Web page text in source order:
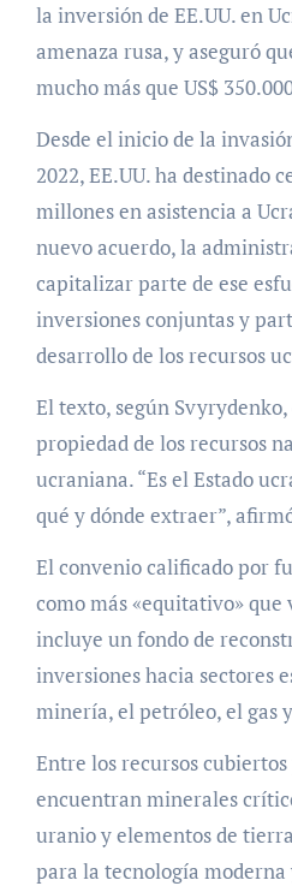
la inversión de EE.UU. en
amenaza rusa, y aseguró
mucho más que US$
Desde el inicio de la
2022, EE.UU. ha destinado
millones en asistencia a
nuevo acuerdo, la
capitalizar parte de ese
inversiones conjuntas y
desarrollo de los recursos
El texto, según
propiedad de los recursos
ucraniana. “Es el Estado
qué y dónde extraer”,
El convenio calificado por
como más «equitativo»
incluye un fondo de
inversiones hacia sectores
minería, el petróleo, el gas
Entre los recursos
encuentran minerales
uranio y elementos de
para la tecnología